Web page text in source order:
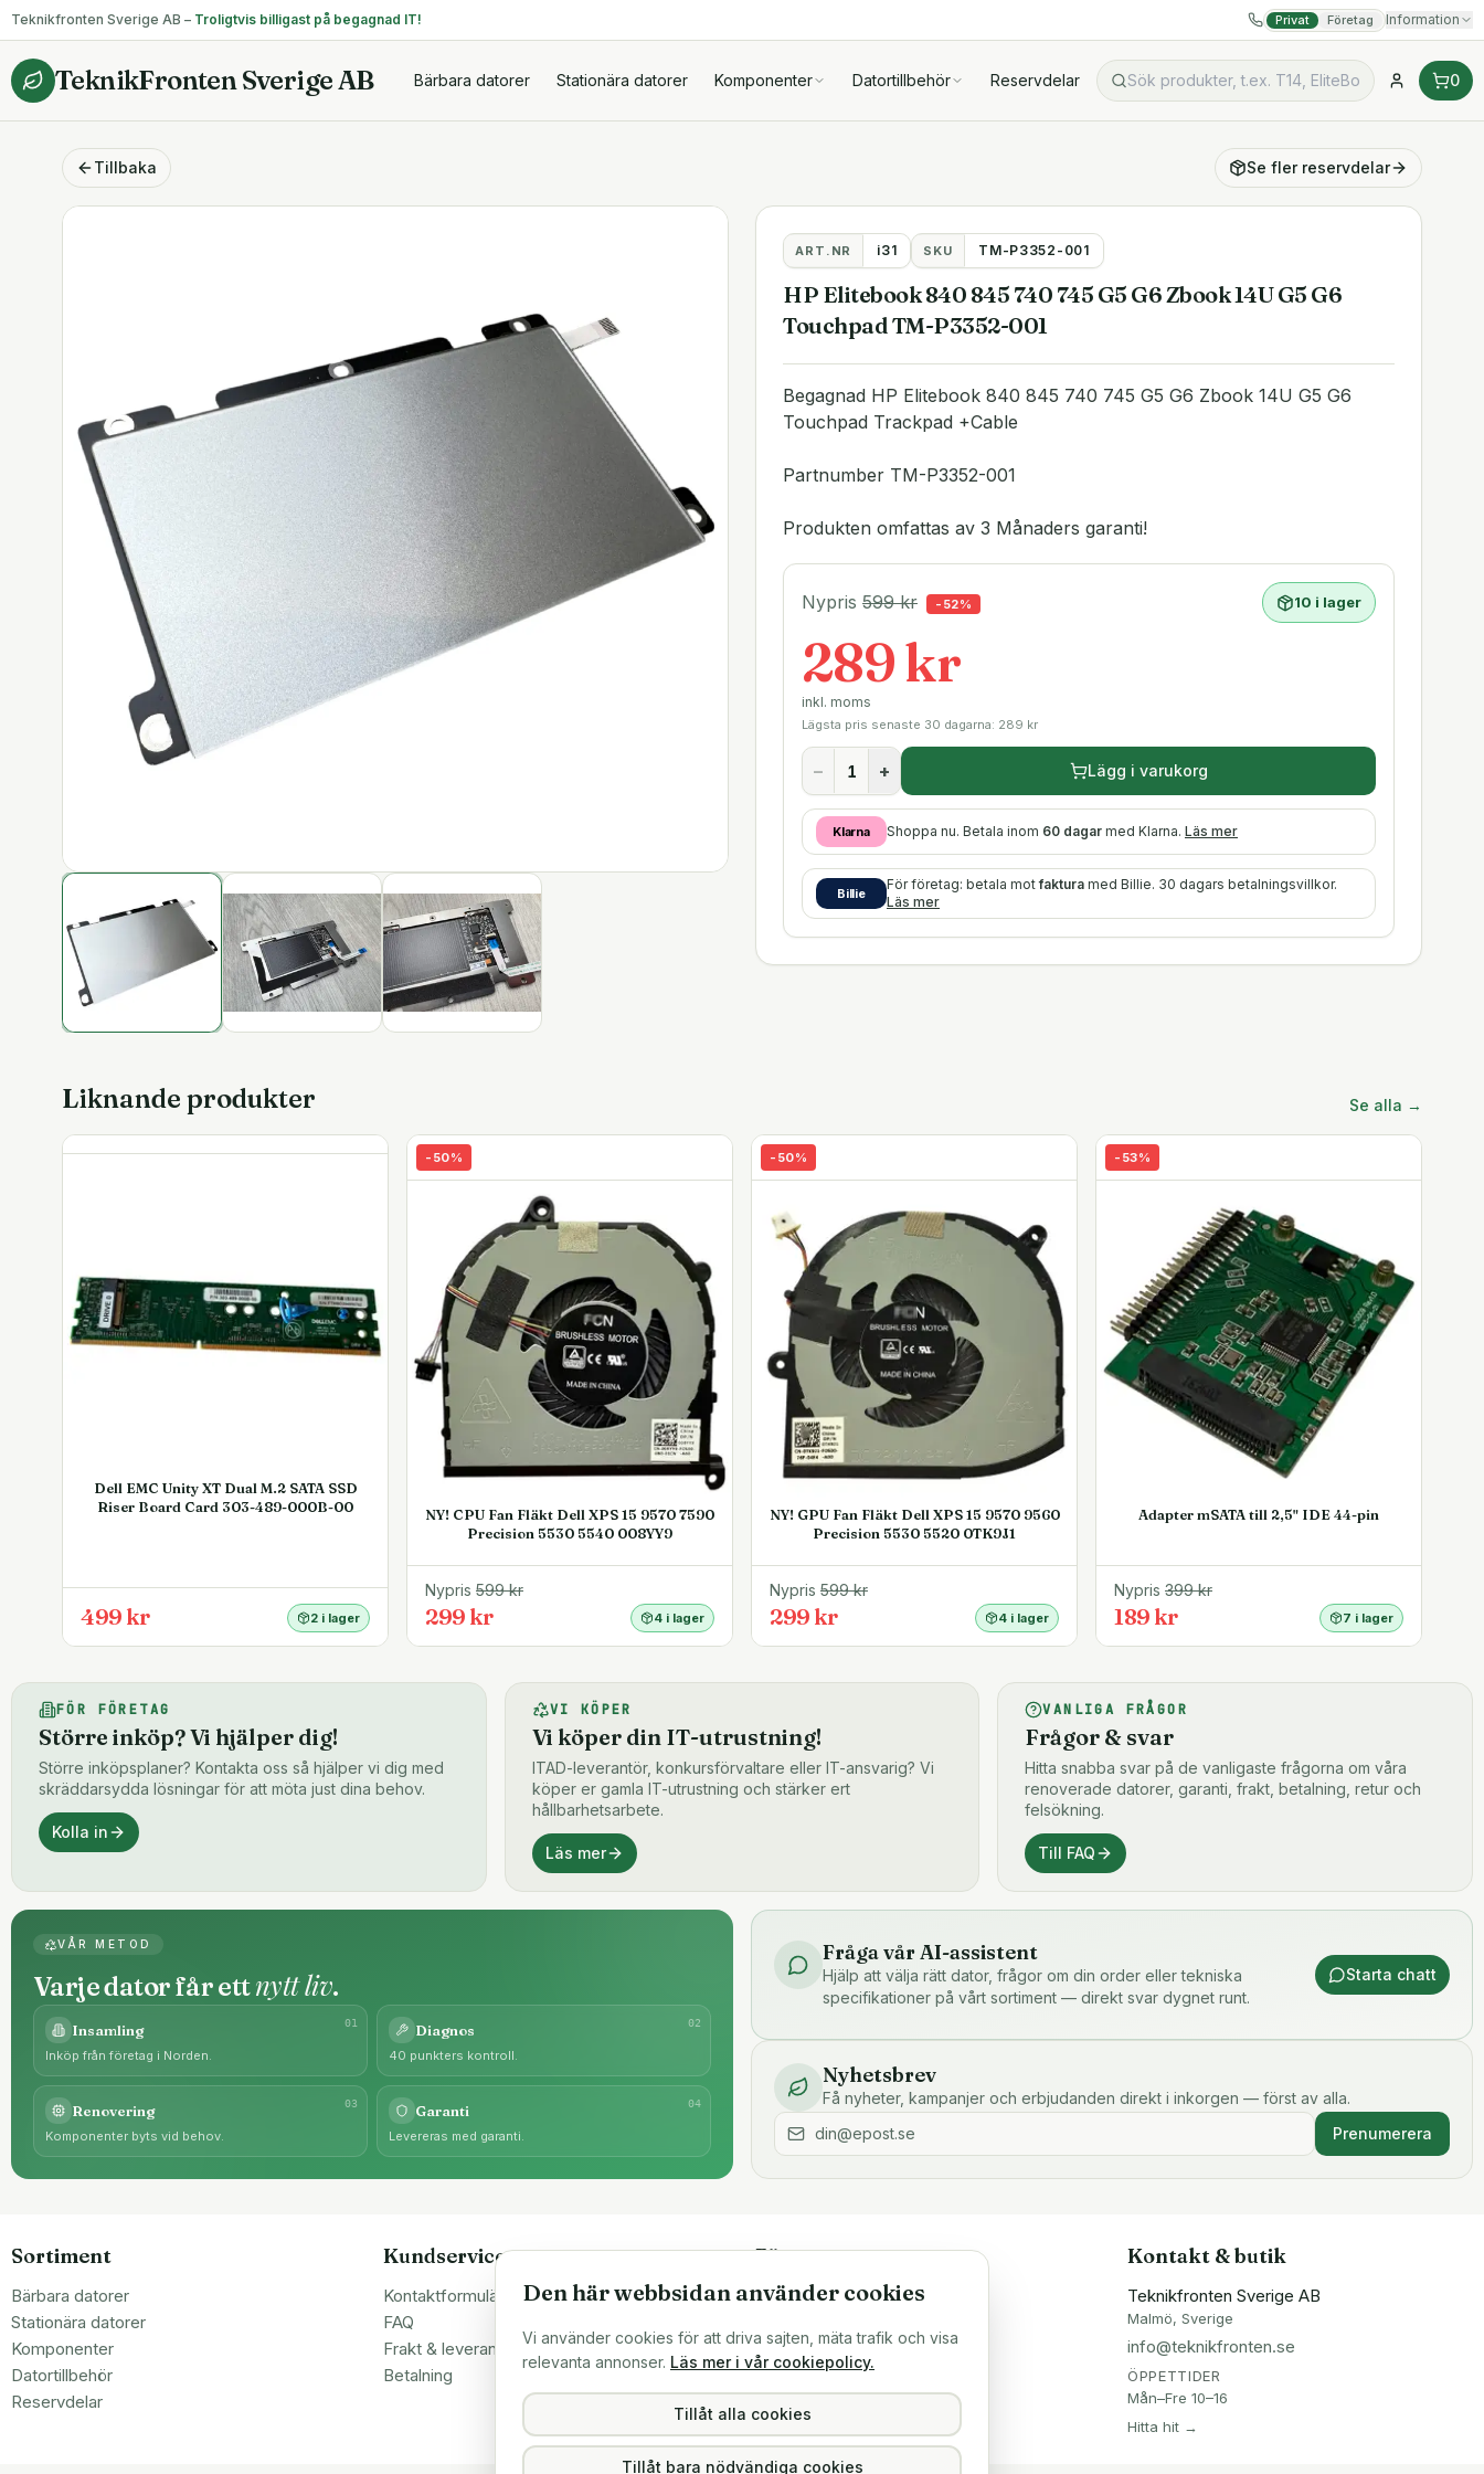
Teknikfronten Sverige AB – Troligtvis billigast på begagnad IT! Privat Företag Information
TeknikFronten Sverige AB Bärbara datorer Stationära datorer Komponenter Datortillbehör Reservdelar 0
Tillbaka Se fler reservdelar
ART.NR i31 SKU TM-P3352-001
HP Elitebook 840 845 740 745 G5 G6 Zbook 14U G5 G6
Touchpad TM-P3352-001
Begagnad HP Elitebook 840 845 740 745 G5 G6 Zbook 14U G5 G6
Touchpad Trackpad +Cable
Partnumber TM-P3352-001
Produkten omfattas av 3 Månaders garanti!
Nypris 599kr - 52% 10 i lager
289 kr
inkl. moms
Lägsta pris senaste 30 dagarna: 289 kr
− + Lägg i varukorg
Klarna Shoppa nu. Betala inom 60 dagar med Klarna. Läs mer
Billie
För företag: betala motfaktura med Billie. 30 dagars betalningsvillkor.
Läs mer
Liknande produkter Se alla →
Dell EMC Unity XT Dual M.2 SATA SSD
Riser Board Card 303-489-000B-00
499 kr 2 i lager
- 50%
NY! CPU Fan Fläkt Dell XPS 15 9570 7590
Precision 5530 5540 008YY9
Nypris 599kr
299 kr 4 i lager
- 50%
NY! GPU Fan Fläkt Dell XPS 15 9570 9560
Precision 5530 5520 0TK9J1
Nypris 599kr
299 kr 4 i lager
- 53%
Adapter mSATA till 2,5" IDE 44-pin
Nypris 399kr
189 kr 7 i lager
FÖR FÖRETAG
Större inköp? Vi hjälper dig!
Större inköpsplaner? Kontakta oss så hjälper vi dig med
skräddarsydda lösningar för att möta just dina behov.
Kolla in
VI KÖPER
Vi köper din IT-utrustning!
ITAD-leverantör, konkursförvaltare eller IT-ansvarig? Vi
köper er gamla IT-utrustning och stärker ert
hållbarhetsarbete.
Läs mer
VANLIGA FRÅGOR
Frågor & svar
Hitta snabba svar på de vanligaste frågorna om våra
renoverade datorer, garanti, frakt, betalning, retur och
felsökning.
Till FAQ
VÅR METOD
Varje dator får ettnytt liv.
01
Insamling
Inköp från företag i Norden.
02
Diagnos
40 punkters kontroll.
03
Renovering
Komponenter byts vid behov.
04
Garanti
Levereras med garanti.
Fråga vår AI-assistent
Hjälp att välja rätt dator, frågor om din order eller tekniska
specifikationer på vårt sortiment — direkt svar dygnet runt.
Starta chatt
Nyhetsbrev
Få nyheter, kampanjer och erbjudanden direkt i inkorgen — först av alla.
Prenumerera
Sortiment
Bärbara datorer
Stationära datorer
Komponenter
Datortillbehör
Reservdelar
Kundservice
Kontaktformulär
FAQ
Frakt & leverans
Betalning
Företaget
Om oss
Sälj till oss
Köpvillkor
Integritetspolicy
Kontakt & butik
Teknikfronten Sverige AB
Malmö, Sverige
info@teknikfronten.se
ÖPPETTIDER
Mån–Fre 10–16
Hitta hit →
Den här webbsidan använder cookies
Vi använder cookies för att driva sajten, mäta trafik och visa
relevanta annonser. Läs mer i vår cookiepolicy.
Tillåt alla cookies
Tillåt bara nödvändiga cookies